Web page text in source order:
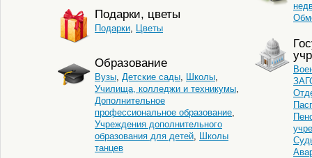
Подарки, цветы
Подарки, Цветы
Образование
Вузы, Детские сады, Школы,
Училища, колледжи и техникумы,
Дополнительное
профессиональное образование,
Учреждения дополнительного
образования для детей, Школы
танцев